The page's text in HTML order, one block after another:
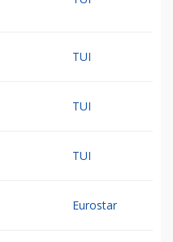
TUI
TUI
TUI
Eurostar